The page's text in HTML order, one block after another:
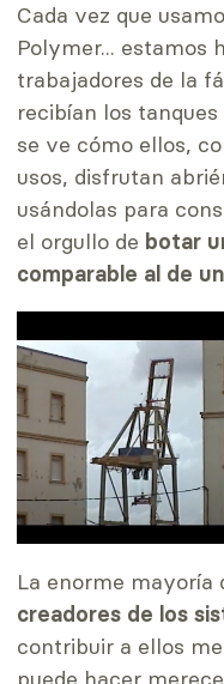
Cada vez que
Polymer... estamos
trabajadores de la
recibían los
se ve cómo ellos,
usos, disfrutan
usándolas para
el orgullo de botar
comparable al de
La enorme mayoría
creadores de los
contribuir a ellos